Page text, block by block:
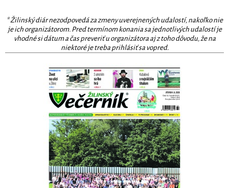
* Žilinský diár nezodpovedá za zmeny uverejnených udalostí, nakoľko nie
je ich organizátorom. Pred termínom konania sa jednotlivých udalostí je
vhodné si dátum a čas preveriť u organizátora aj z toho dôvodu, že na
niektoré je treba prihlásiť sa vopred.